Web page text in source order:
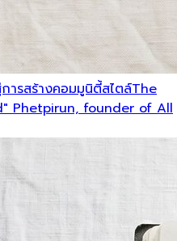
ารสร้างคอมมูนิตี้สไตล์The
Phetpirun, founder of All